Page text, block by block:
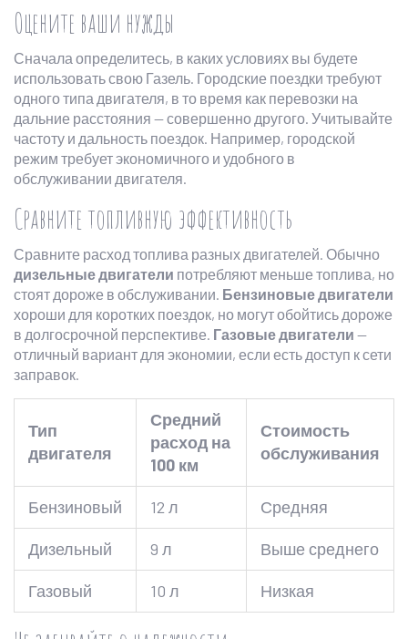
Оцените ваши нужды
Сначала определитесь, в каких условиях вы будете
использовать свою Газель. Городские поездки требуют
одного типа двигателя, в то время как перевозки на
дальние расстояния — совершенно другого. Учитывайте
частоту и дальность поездок. Например, городской
режим требует экономичного и удобного в
обслуживании двигателя.
Сравните топливную эффективность
Сравните расход топлива разных двигателей. Обычно
дизельные двигатели потребляют меньше топлива, но
стоят дороже в обслуживании. Бензиновые двигатели
хороши для коротких поездок, но могут обойтись дороже
в долгосрочной перспективе. Газовые двигатели —
отличный вариант для экономии, если есть доступ к сети
заправок.
Тип
двигателя
Средний
расход на
100 км
Стоимость
обслуживания
Бензиновый 12 л Средняя
Дизельный 9 л Выше среднего
Газовый 10 л Низкая